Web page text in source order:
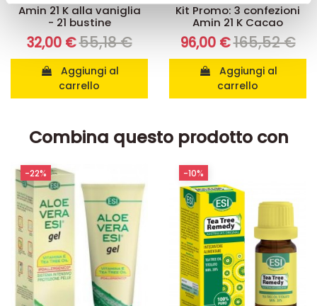
pubblicità e social media, i quali potrebbero combinarle
con altre informazioni che ha fornito loro o che hanno
raccolto dal suo utilizzo dei loro servizi.
Amin 21 K alla vaniglia
- 21 bustine
32,00 €55,18 €
carrello
Kit Promo: 3 confezioni
Amin 21 K Cacao
96,00 €165,52 €
carrello
Combina questo prodotto con
-22% -10%